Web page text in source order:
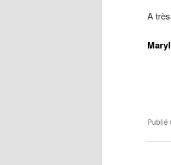
A
Publié